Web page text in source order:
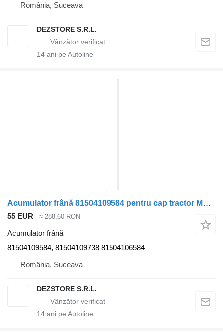
România, Suceava
DEZSTORE S.R.L.
14 ani pe Autoline
Acumulator frână 81504109584 pentru cap tractor MAN TGL
55 EUR ≈ 288,60 RON
Acumulator frână
81504109584, 81504109738 81504106584
România, Suceava
DEZSTORE S.R.L.
14 ani pe Autoline